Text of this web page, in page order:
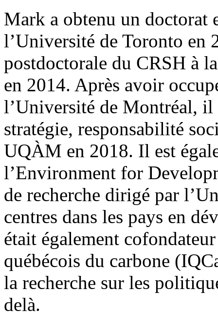
Mark a obtenu un doctorat
l’Université de Toronto en
postdoctorale du CRSH à
en 2014. Après avoir
l’Université de Montréal, il
stratégie, responsabilité
UQÀM en 2018. Il est
l’Environment for
de recherche dirigé par
centres dans les pays en
était également
québécois du carbone
la recherche sur les
delà.